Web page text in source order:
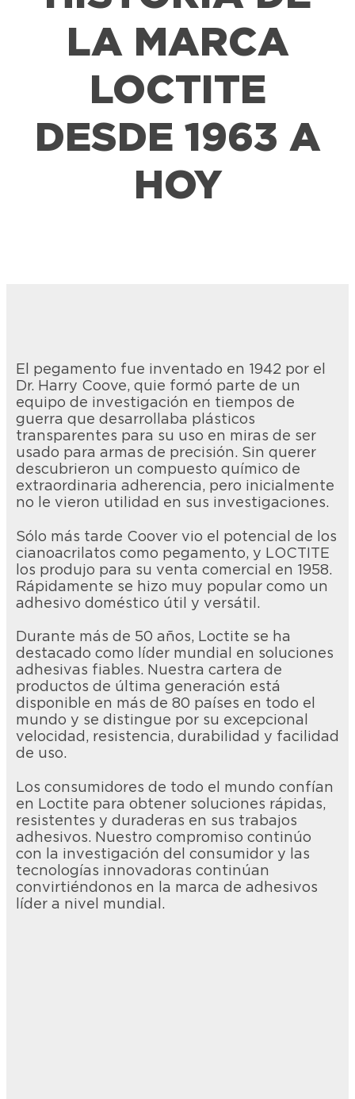
LA MARCA
LOCTITE
DESDE 1963 A
HOY
El pegamento fue inventado en 1942 por el
Dr. Harry Coove, quie formó parte de un
equipo de investigación en tiempos de
guerra que desarrollaba plásticos
transparentes para su uso en miras de ser
usado para armas de precisión. Sin querer
descubrieron un compuesto químico de
extraordinaria adherencia, pero inicialmente
no le vieron utilidad en sus investigaciones.
Sólo más tarde Coover vio el potencial de los
cianoacrilatos como pegamento, y LOCTITE
los produjo para su venta comercial en 1958.
Rápidamente se hizo muy popular como un
adhesivo doméstico útil y versátil.
Durante más de 50 años, Loctite se ha
destacado como líder mundial en soluciones
adhesivas fiables. Nuestra cartera de
productos de última generación está
disponible en más de 80 países en todo el
mundo y se distingue por su excepcional
velocidad, resistencia, durabilidad y facilidad
de uso.
Los consumidores de todo el mundo confían
en Loctite para obtener soluciones rápidas,
resistentes y duraderas en sus trabajos
adhesivos. Nuestro compromiso continúo
con la investigación del consumidor y las
tecnologías innovadoras continúan
convirtiéndonos en la marca de adhesivos
líder a nivel mundial.